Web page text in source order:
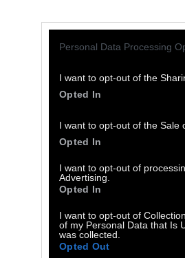
Personal Data Processing
I want to opt-out of the
Opted In
I want to opt-out of the Sale
Opted In
I want to opt-out of
Advertising.
Opted In
I want to opt-out of
of my Personal Data that Is
was collected.
Opted Out